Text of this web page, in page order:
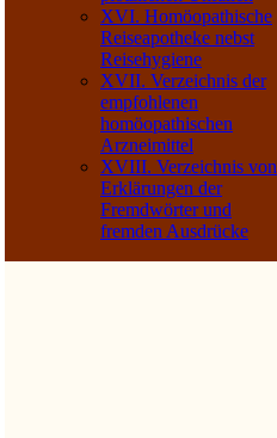
XVI. Homöopathische
Reiseapotheke nebst
Reisehygiene
XVII. Verzeichnis der
empfohlenen
homöopathischen
Arzneimittel
XVIII. Verzeichnis von
Erklärungen der
Fremdwörter und
fremden Ausdrücke